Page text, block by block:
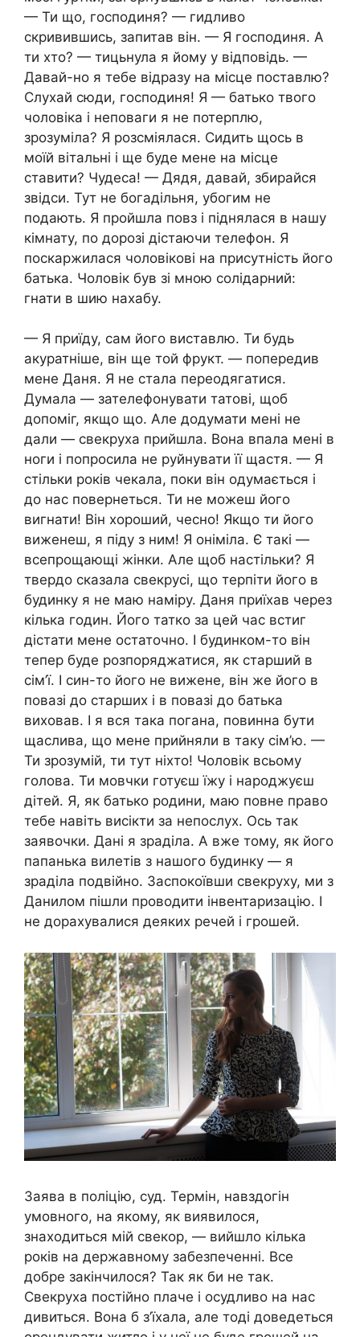
— Ти що, господиня? — гидливо
скривившись, запитав він. — Я господиня. А
ти хто? — тицьнула я йому у відповідь. —
Давай-но я тебе відразу на місце поставлю?
Слухай сюди, господиня! Я — батько твого
чоловіка і неповаги я не потерплю,
зрозуміла? Я розсміялася. Сидить щось в
моїй вітальні і ще буде мене на місце
ставити? Чудеса! — Дядя, давай, збирайся
звідси. Тут не богадільня, убогим не
подають. Я пройшла повз і піднялася в нашу
кімнату, по дорозі дістаючи телефон. Я
поскаржилася чоловікові на присутність його
батька. Чоловік був зі мною солідарний:
гнати в шию нахабу.
— Я приїду, сам його виставлю. Ти будь
акуратніше, він ще той фрукт. — попередив
мене Даня. Я не стала переодягатися.
Думала — зателефонувати татові, щоб
допоміг, якщо що. Але додумати мені не
дали — свекруха прийшла. Вона впала мені в
ноги і попросила не руйнувати її щастя. — Я
стільки років чекала, поки він одумається і
до нас повернеться. Ти не можеш його
вигнати! Він хороший, чесно! Якщо ти його
виженеш, я піду з ним! Я оніміла. Є такі —
всепрощающі жінки. Але щоб настільки? Я
твердо сказала свекрусі, що терпіти його в
будинку я не маю наміру. Даня приїхав через
кілька годин. Його татко за цей час встиг
дістати мене остаточно. І будинком-то він
тепер буде розпоряджатися, як старший в
сім’ї. І син-то його не вижене, він же його в
повазі до старших і в повазі до батька
виховав. І я вся така погана, повинна бути
щаслива, що мене прийняли в таку сім’ю. —
Ти зрозумій, ти тут ніхто! Чоловік всьому
голова. Ти мовчки готуєш їжу і народжуєш
дітей. Я, як батько родини, маю повне право
тебе навіть висікти за непослух. Ось так
заявочки. Дані я зраділа. А вже тому, як його
папанька вилетів з нашого будинку — я
зраділа подвійно. Заспокоївши свекруху, ми з
Данилом пішли проводити інвентаризацію. І
не дорахувалися деяких речей і грошей.
Заява в поліцію, суд. Термін, навздогін
умовного, на якому, як виявилося,
знаходиться мій свекор, — вийшло кілька
років на державному забезпеченні. Все
добре закінчилося? Так як би не так.
Свекруха постійно плаче і осудливо на нас
дивиться. Вона б з’їхала, але тоді доведеться